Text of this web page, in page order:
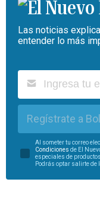
Las noticias
entender lo más
Regístrate a
Al someter tu correo
Condiciones de El
especiales de
Podrás optar salirte de